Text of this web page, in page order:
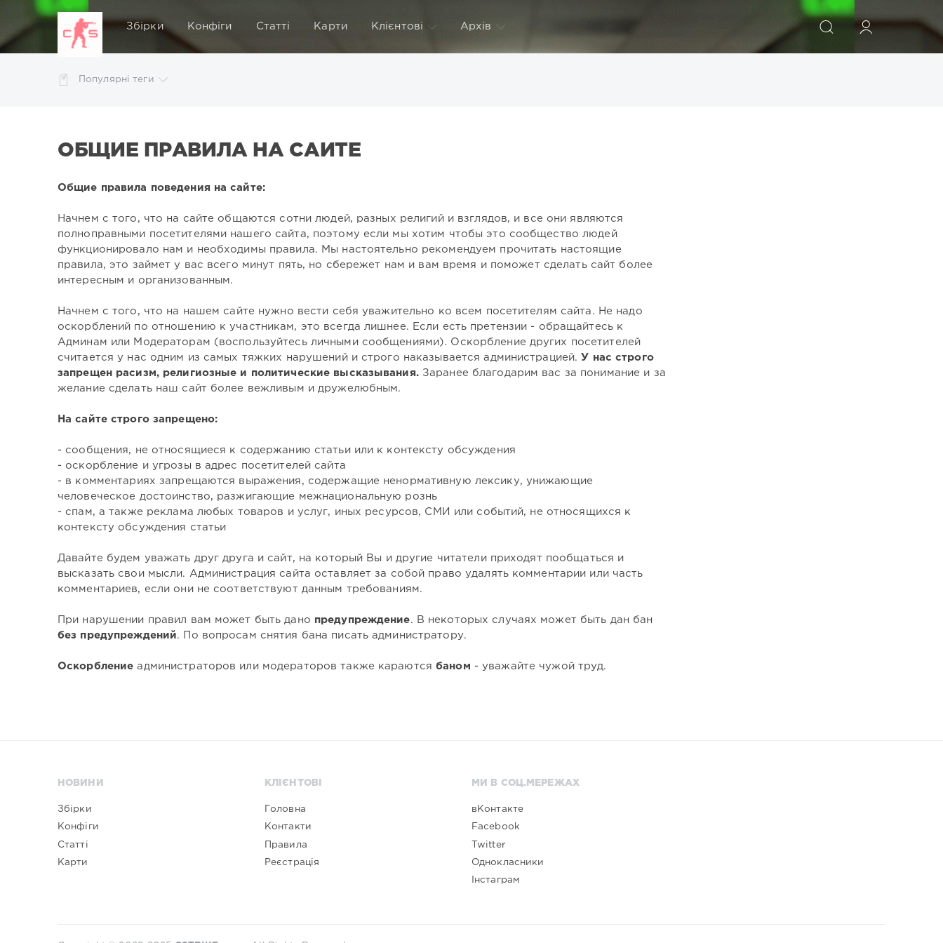
ШУКАТИ
Збірки Конфіги Статті Карти Клієнтові Архів
Популярні теги
ОБЩИЕ ПРАВИЛА НА САЙТЕ
Общие правила поведения на сайте:
Начнем с того, что на сайте общаются сотни людей, разных религий и взглядов, и все они являются
полноправными посетителями нашего сайта, поэтому если мы хотим чтобы это сообщество людей
функционировало нам и необходимы правила. Мы настоятельно рекомендуем прочитать настоящие
правила, это займет у вас всего минут пять, но сбережет нам и вам время и поможет сделать сайт более
интересным и организованным.
Начнем с того, что на нашем сайте нужно вести себя уважительно ко всем посетителям сайта. Не надо
оскорблений по отношению к участникам, это всегда лишнее. Если есть претензии - обращайтесь к
Админам или Модераторам (воспользуйтесь личными сообщениями). Оскорбление других посетителей
считается у нас одним из самых тяжких нарушений и строго наказывается администрацией. У нас строго
запрещен расизм, религиозные и политические высказывания.Заранее благодарим вас за понимание и за
желание сделать наш сайт более вежливым и дружелюбным.
На сайте строго запрещено:
- сообщения, не относящиеся к содержанию статьи или к контексту обсуждения
- оскорбление и угрозы в адрес посетителей сайта
- в комментариях запрещаются выражения, содержащие ненормативную лексику, унижающие
человеческое достоинство, разжигающие межнациональную рознь
- спам, а также реклама любых товаров и услуг, иных ресурсов, СМИ или событий, не относящихся к
контексту обсуждения статьи
Давайте будем уважать друг друга и сайт, на который Вы и другие читатели приходят пообщаться и
высказать свои мысли. Администрация сайта оставляет за собой право удалять комментарии или часть
комментариев, если они не соответствуют данным требованиям.
При нарушении правил вам может быть дано предупреждение. В некоторых случаях может быть дан бан
без предупреждений. По вопросам снятия бана писать администратору.
Оскорбление администраторов или модераторов также караютсябаном - уважайте чужой труд.
НОВИНИ
Збірки
Конфіги
Статті
Карти
КЛІЄНТОВІ
Головна
Контакти
Правила
Реєстрація
МИ В СОЦ.МЕРЕЖАХ
вКонтакте
Facebook
Twitter
Однокласники
Інстаграм